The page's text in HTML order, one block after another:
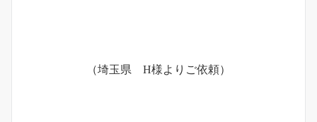
（埼玉県 H様よりご依頼）